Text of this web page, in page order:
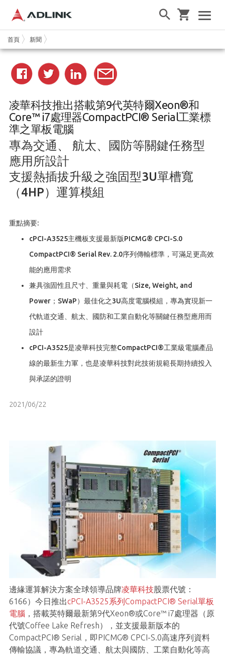
首頁 新聞
凌華科技推出搭載第9代英特爾Xeon®和
Core™ i7處理器CompactPCI® Serial工業標
準之單板電腦
專為交通、 航太、國防等關鍵任務型
應用所設計
支援熱插拔升級之強固型3U單槽寬
（4HP）運算模組
重點摘要:
cPCI-A3525主機板支援最新版PICMG® CPCI-S.0
CompactPCI® Serial Rev. 2.0序列傳輸標準，可滿足更高效
能的應用需求
兼具強固性且尺寸、重量與耗電（Size, Weight, and
Power；SWaP）最佳化之3U高度電腦模組，專為實現新一
代軌道交通、航太、國防和工業自動化等關鍵任務型應用而
設計
cPCI-A3525是凌華科技完整CompactPCI®工業級電腦產品
線的最新生力軍，也是凌華科技對此技術規範長期持續投入
與承諾的證明
2021/06/22
邊緣運算解決方案全球領導品牌凌華科技股票代號：
6166）今日推出cPCI-A3525系列CompactPCI® Serial單板
電腦 ，搭載英特爾最新第9代Xeon®或Core™ i7處理器（原
代號Coffee Lake Refresh），並支援最新版本的
CompactPCI® Serial，即PICMG® CPCI-S.0高速序列資料
傳輸協議，專為軌道交通、航太與國防、工業自動化等高